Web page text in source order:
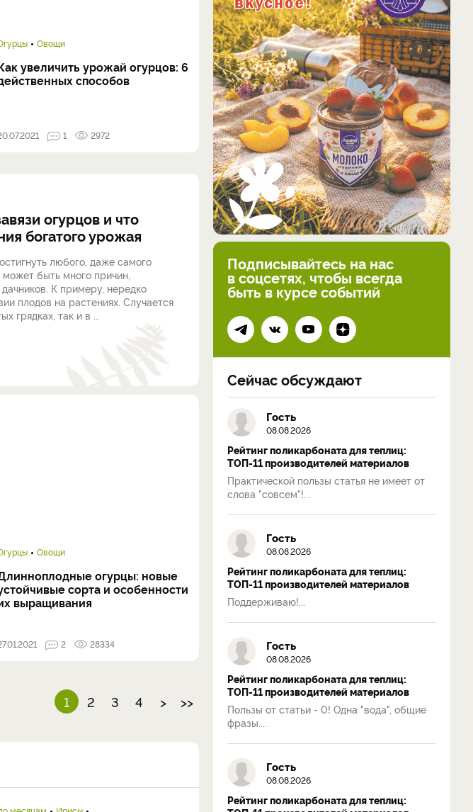
Овощи
увеличить урожай огурцов: 6
способов
1 2972
огурцов и что
богатого урожая
любого, даже самого
быть много причин,
К примеру, нередко
плодов на растениях. Случается
грядках, так и в ...
Овощи
огурцы: новые
сорта и особенности
выращивания
2 28334
1 2 3 4 > >>
Подписывайтесь на нас
в соцсетях, чтобы всегда
быть в курсе событий
Сейчас обсуждают
Гость
08.08.2026
Рейтинг поликарбоната для теплиц:
ТОП-11 производителей материалов
Практической пользы статья не имеет от
слова "совсем"!...
Гость
08.08.2026
Рейтинг поликарбоната для теплиц:
ТОП-11 производителей материалов
Поддерживаю!...
Гость
08.08.2026
Рейтинг поликарбоната для теплиц:
ТОП-11 производителей материалов
Пользы от статьи - 0! Одна "вода", общие
фразы....
Гость
08.08.2026
Рейтинг поликарбоната для теплиц: